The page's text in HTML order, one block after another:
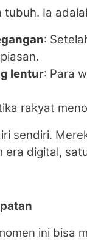
Ia
:
lentur: Para
rakyat
sendiri.
era digital,
ini bisa